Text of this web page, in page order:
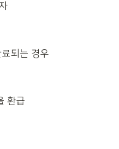
되는 경우
환급